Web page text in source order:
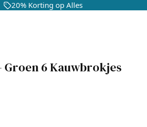
20% Korting op Alles
Groen 6 Kauwbrokjes